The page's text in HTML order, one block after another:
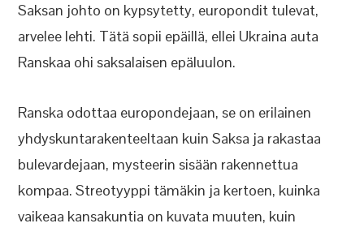
Saksan johto on kypsytetty, europondit tulevat,
arvelee lehti. Tätä sopii epäillä, ellei Ukraina auta
Ranskaa ohi saksalaisen epäluulon.
Ranska odottaa europondejaan, se on erilainen
yhdyskuntarakenteeltaan kuin Saksa ja rakastaa
bulevardejaan, mysteerin sisään rakennettua
kompaa. Streotyyppi tämäkin ja kertoen, kuinka
vaikeaa kansakuntia on kuvata muuten, kuin